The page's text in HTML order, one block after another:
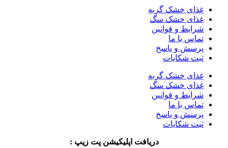
غذای خشک گربه
غذای خشک سگ
شرایط و قوانین
تماس با ما
پرسش و پاسخ
ثبت شکایات
غذای خشک گربه
غذای خشک سگ
شرایط و قوانین
تماس با ما
پرسش و پاسخ
ثبت شکایات
دریافت اپلیکیشن پت زیپ :